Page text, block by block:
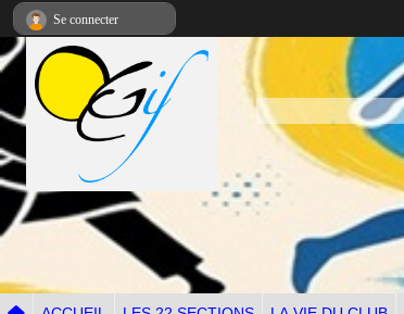
Se connecter
Panneau de gestion des cookies